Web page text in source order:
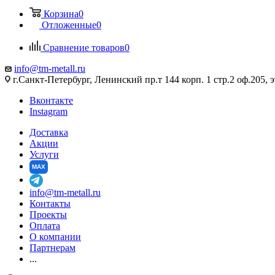
Корзина0
Отложенные0
Сравнение товаров0
info@tm-metall.ru
г.Санкт-Петербург, Ленинский пр.т 144 корп. 1 стр.2 оф.205,
Вконтакте
Instagram
Доставка
Акции
Услуги
MAX
info@tm-metall.ru
Контакты
Проекты
Оплата
О компании
Партнерам
...